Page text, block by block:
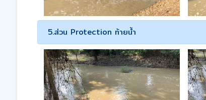
5.ส่วน Protection ท้ายน้ำ